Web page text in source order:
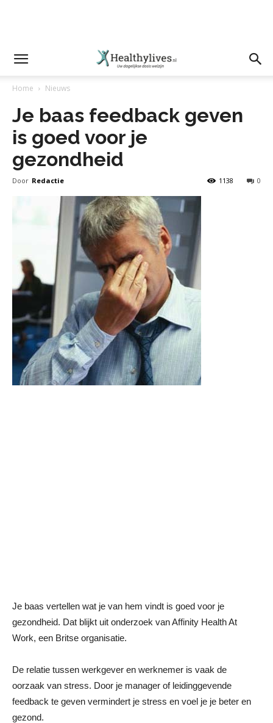
Home Nieuws
Je baas feedback geven
is goed voor je
gezondheid
Door Redactie 0
1138
Je baas vertellen wat je van hem vindt is goed voor je
gezondheid. Dat blijkt uit onderzoek van Affinity Health At
Work, een Britse organisatie.
De relatie tussen werkgever en werknemer is vaak de
oorzaak van stress. Door je manager of leidinggevende
feedback te geven vermindert je stress en voel je je beter en
gezond.